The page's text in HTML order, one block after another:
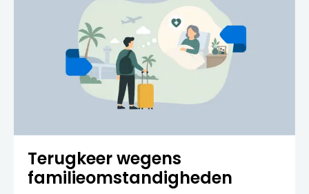
Terugkeer wegens
familieomstandigheden